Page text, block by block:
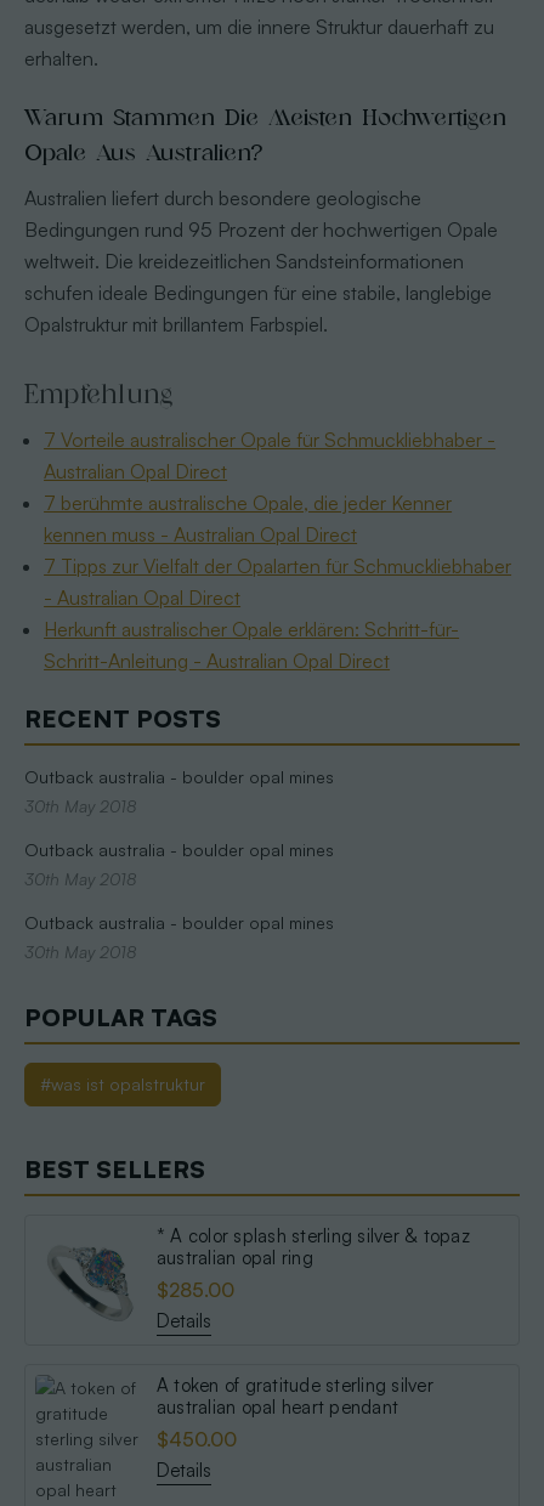
RECENT POSTS
Outback australia - boulder opal mines
30th May 2018
Outback australia - boulder opal mines
30th May 2018
Outback australia - boulder opal mines
30th May 2018
POPULAR TAGS
#was ist opalstruktur
BEST SELLERS
* A color splash sterling silver & topaz
australian opal ring
$285.00
Details
A token of gratitude sterling silver
australian opal heart pendant
$450.00
Details
ausgesetzt werden, um die innere Struktur dauerhaft zu
erhalten.
Warum Stammen Die Meisten Hochwertigen
Opale Aus Australien?
Australien liefert durch besondere geologische
Bedingungen rund 95 Prozent der hochwertigen Opale
weltweit. Die kreidezeitlichen Sandsteinformationen
schufen ideale Bedingungen für eine stabile, langlebige
Opalstruktur mit brillantem Farbspiel.
Empfehlung
7 Vorteile australischer Opale für Schmuckliebhaber -
Australian Opal Direct
7 berühmte australische Opale, die jeder Kenner
kennen muss - Australian Opal Direct
7 Tipps zur Vielfalt der Opalarten für Schmuckliebhaber
- Australian Opal Direct
Herkunft australischer Opale erklären: Schritt-für-
Schritt-Anleitung - Australian Opal Direct